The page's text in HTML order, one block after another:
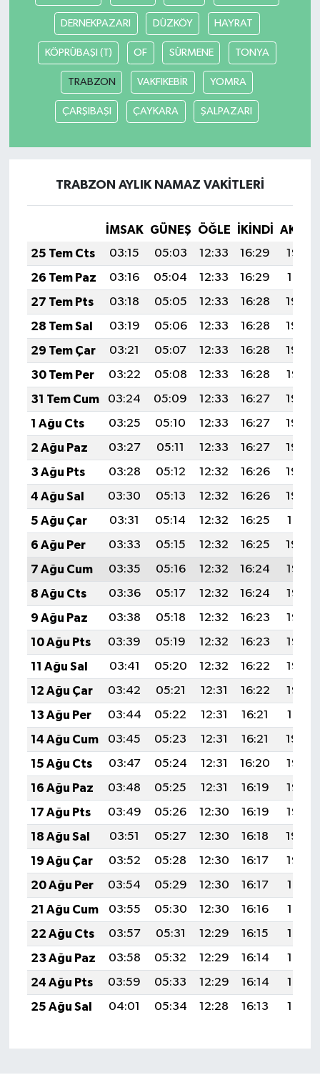
DERNEKPAZARI DÜZKÖY HAYRAT
KÖPRÜBAŞI (T) OF SÜRMENE TONYA
TRABZON VAKFIKEBİR YOMRA
ÇARŞIBAŞI ÇAYKARA ŞALPAZARI
TRABZON AYLIK NAMAZ VAKITLERI
İMSAK GÜNEŞ ÖĞLE İKINDI
25 Tem Cts
03:15 05:03 12:33 16:29
19:52
26 Tem Paz
03:16 05:04 12:33 16:29
19:51
27 Tem Pts
03:18 05:05 12:33 16:28
19:50
28 Tem Sal
03:19 05:06 12:33 16:28
19:49
29 Tem Çar
03:21 05:07 12:33 16:28
19:48
30 Tem Per
03:22 05:08 12:33 16:28
19:47
31 Tem Cum
03:24 05:09 12:33 16:27
19:46
1 Ağu Cts
03:25 05:10 12:33 16:27
19:45
2 Ağu Paz
03:27 05:11 12:33 16:27
19:44
3 Ağu Pts
03:28 05:12 12:32 16:26
19:43
4 Ağu Sal
03:30 05:13 12:32 16:26
19:42
5 Ağu Çar
03:31 05:14 12:32 16:25
19:41
6 Ağu Per
03:33 05:15 12:32 16:25
19:40
7 Ağu Cum
03:35 05:16 12:32 16:24
19:38
8 Ağu Cts
03:36 05:17 12:32 16:24
19:37
9 Ağu Paz
03:38 05:18 12:32 16:23
19:36
10 Ağu Pts
03:39 05:19 12:32 16:23
19:35
11 Ağu Sal
03:41 05:20 12:32 16:22
19:33
12 Ağu Çar
03:42 05:21 12:31 16:22
19:32
13 Ağu Per
03:44 05:22 12:31 16:21
19:31
14 Ağu Cum
03:45 05:23 12:31 16:21
19:29
15 Ağu Cts
03:47 05:24 12:31 16:20
19:28
16 Ağu Paz
03:48 05:25 12:31 16:19
19:27
17 Ağu Pts
03:49 05:26 12:30 16:19
19:25
18 Ağu Sal
03:51 05:27 12:30 16:18
19:24
19 Ağu Çar
03:52 05:28 12:30 16:17
19:22
20 Ağu Per
03:54 05:29 12:30 16:17
19:21
21 Ağu Cum
03:55 05:30 12:30 16:16
19:19
22 Ağu Cts
03:57 05:31 12:29 16:15
19:18
23 Ağu Paz
03:58 05:32 12:29 16:14
19:16
24 Ağu Pts
03:59 05:33 12:29 16:14
19:15
25 Ağu Sal
04:01 05:34 12:28 16:13 19:13